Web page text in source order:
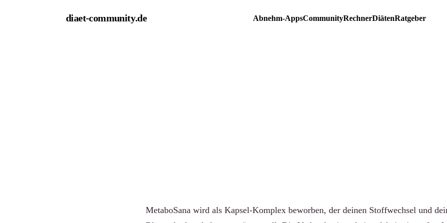
diaet-community.de Abnehm-AppsCommunityRechnerDiätenRatgeber
MetaboSana wird als Kapsel-Komplex beworben, der deinen Stoffwechsel und